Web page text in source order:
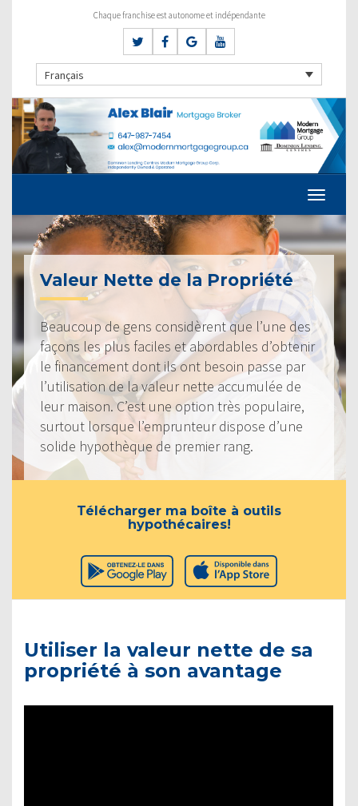
Chaque franchise est autonome et indépendante
Français
Valeur Nette de la Propriété
Beaucoup de gens considèrent que l’une des
façons les plus faciles et abordables d’obtenir
le financement dont ils ont besoin passe par
l’utilisation de la valeur nette accumulée de
leur maison. C’est une option très populaire,
surtout lorsque l’emprunteur dispose d’une
solide hypothèque de premier rang.
Télécharger ma boîte à outils
hypothécaires!
Utiliser la valeur nette de sa
propriété à son avantage